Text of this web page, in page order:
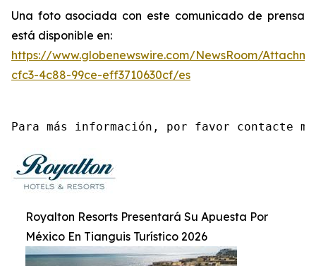
Una foto asociada con este comunicado de prensa
está disponible en:
https://www.globenewswire.com/NewsRoom/
cfc3-4c88-99ce-eff3710630cf/es
Para más información, por favor contacte
Royalton Resorts Presentará Su Apuesta Por
México En Tianguis Turístico 2026